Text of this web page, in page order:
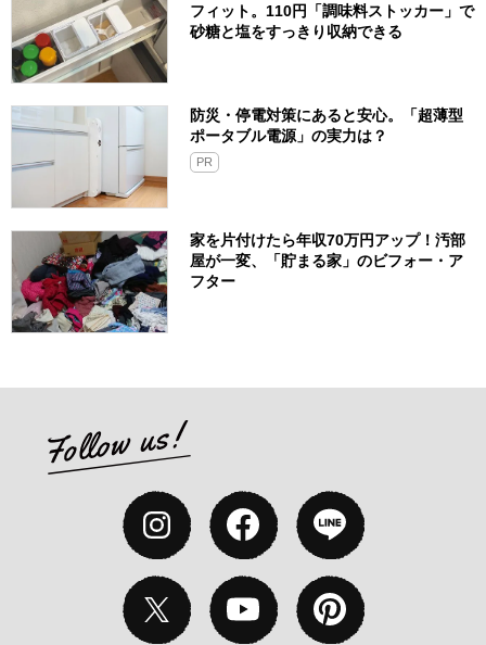
フィット。110円「調味料ストッカー」で
砂糖と塩をすっきり収納できる
防災・停電対策にあると安心。「超薄型
ポータブル電源」の実力は？​
PR
家を片付けたら年収70万円アップ！汚部
屋が一変、「貯まる家」のビフォー・ア
フター